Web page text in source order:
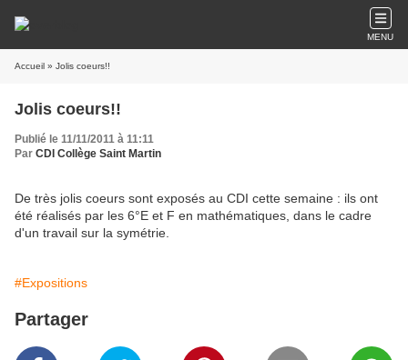
MENU
Accueil » Jolis coeurs!!
Jolis coeurs!!
Publié le 11/11/2011 à 11:11
Par CDI Collège Saint Martin
De très jolis coeurs sont exposés au CDI cette semaine : ils ont
été réalisés par les 6°E et F en mathématiques, dans le cadre
d'un travail sur la symétrie.
#Expositions
Partager